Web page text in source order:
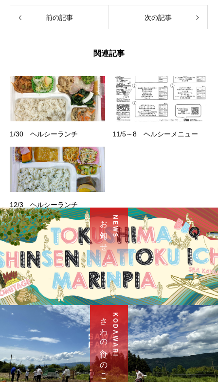
前の記事 次の記事
関連記事
1/30 ヘルシーランチ 11/5～8 ヘルシーメニュー
12/3 ヘルシーランチ
N E W S
お 知 ら せ
K O D A W A R I
さ わ の 食 へ の こ だ わ り